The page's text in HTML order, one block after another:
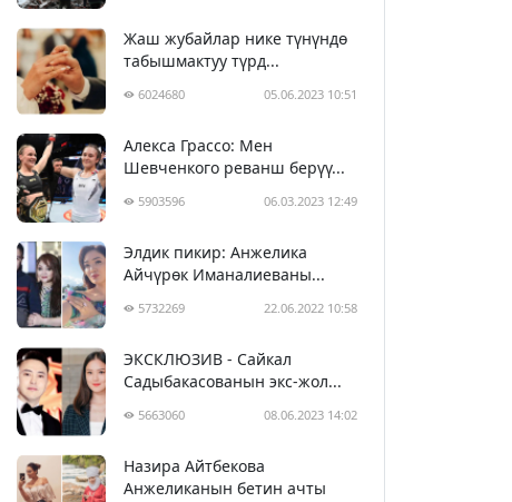
Жаш жубайлар нике түнүндө
табышмактуу түрд...
6024680 05.06.2023 10:51
Алекса Грассо: Мен
Шевченкого реванш берүү...
5903596 06.03.2023 12:49
Элдик пикир: Анжелика
Айчүрөк Иманалиеваны...
5732269 22.06.2022 10:58
ЭКСКЛЮЗИВ - Сайкал
Садыбакасованын экс-жол...
5663060 08.06.2023 14:02
Назира Айтбекова
Анжеликанын бетин ачты